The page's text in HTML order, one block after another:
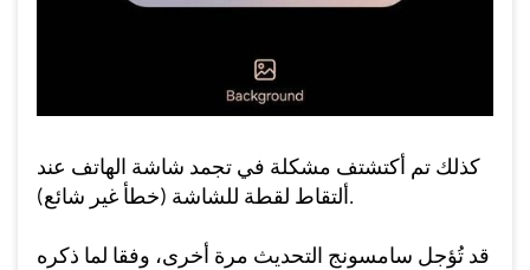
كذلك تم أكتشتف مشكلة في تجمد شاشة الهاتف عند
ألتقاط لقطة للشاشة (خطأ غير شائع).
قد تُؤجل سامسونج التحديث مرة أخرى، وفقا لما ذكره